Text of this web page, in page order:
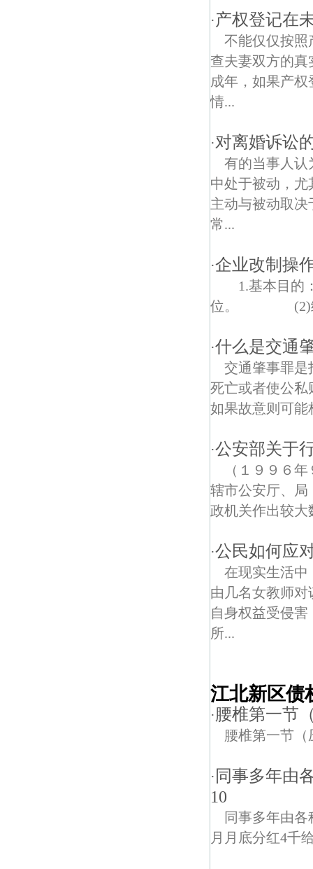
·产权登记在
不能仅仅按照
查夫妻双方的真
成年，如果产
情...
·对离婚诉讼
有的当事人认
中处于被动，
主动与被动取
常...
·企业改制操
1.基本目
位。 (2)绑
·什么是交通
交通肇事罪是
死亡或者使公私
如果故意则可能
·公安部关于
（１９９６
辖市公安厅、
政机关作出较大
·公民如何应
在现实生活中
由几名女教师
自身权益受侵
所...
江北新区债
·腰椎第一节
腰椎第一节
· 同事多年由
10
同事多年由
月月底分红4千